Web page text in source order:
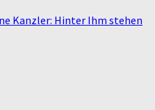
Kanzler: Hinter Ihm stehen